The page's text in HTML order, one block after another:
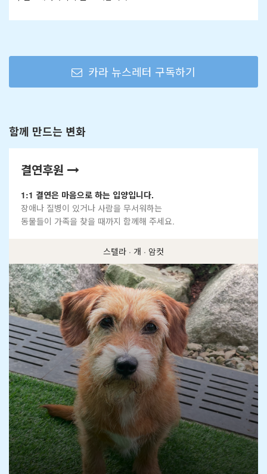
카라 뉴스레터 구독하기
함께 만드는 변화
결연후원
1:1 결연은 마음으로 하는 입양입니다.
장애나 질병이 있거나 사람을 무서워하는
동물들이 가족을 찾을 때까지 함께해 주세요.
알프 · 개 · 수컷
돌산 · 개 · 수컷
스텔라 · 개 · 암컷
우디 · 개 · 수컷
소라 · 개 · 암컷